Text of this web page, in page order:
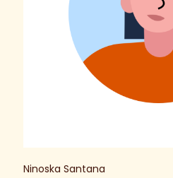
Ninoska Santana